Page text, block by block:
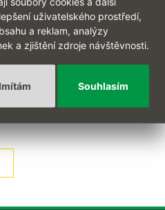
uživatelského prostředí,
a reklam, analýzy
a zjištění zdroje návštěvnosti.
Souhlasím